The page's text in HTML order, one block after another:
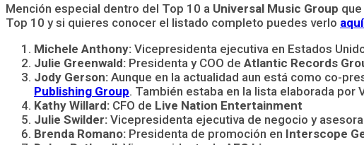
Mención especial dentro del Top 10 a Universal Music Group
Top 10 y si quieres conocer el listado completo puedes verlo aquí
Michele Anthony: Vicepresidenta ejecutiva en Estados
Julie Greenwald: Presidenta y COO de Atlantic Records
Jody Gerson: Aunque en la actualidad aun está como co-
Publishing Group. También estaba en la lista elaborada por
Kathy Willard: CFO de Live Nation Entertainment
Julie Swilder: Vicepresidenta ejecutiva de negocio y
Brenda Romano: Presidenta de promoción en Interscope